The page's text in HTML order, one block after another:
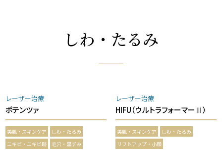
しわ・たるみ
レーザー治療
ポテンツァ
美肌・スキンケア
しわ・たるみ
ニキビ・ニキビ跡
毛穴・黒ずみ
レーザー治療
HIFU（ウルトラフォーマーⅢ）
美肌・スキンケア
しわ・たるみ
リフトアップ・小顔